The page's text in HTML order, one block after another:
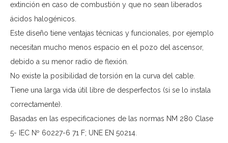
extinción en caso de combustión y que no sean liberados
ácidos halogénicos.
Este diseño tiene ventajas técnicas y funcionales, por ejemplo
necesitan mucho menos espacio en el pozo del ascensor,
debido a su menor radio de flexión.
No existe la posibilidad de torsión en la curva del cable.
Tiene una larga vida útil libre de desperfectos (si se lo instala
correctamente).
Basadas en las especificaciones de las normas NM 280 Clase
5- IEC Nº 60227-6 71 F; UNE EN 50214.